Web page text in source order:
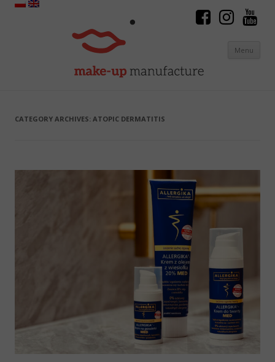
Menu
CATEGORY ARCHIVES: ATOPIC DERMATITIS